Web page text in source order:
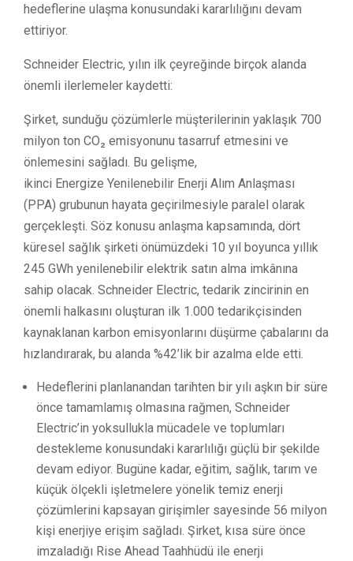
hedeflerine ulaşma konusundaki kararlılığını devam
ettiriyor.
Schneider Electric, yılın ilk çeyreğinde birçok alanda
önemli ilerlemeler kaydetti:
Şirket, sunduğu çözümlerle müşterilerinin yaklaşık 700
milyon ton CO₂ emisyonunu tasarruf etmesini ve
önlemesini sağladı. Bu gelişme,
ikinci Energize Yenilenebilir Enerji Alım Anlaşması
(PPA) grubunun hayata geçirilmesiyle paralel olarak
gerçekleşti. Söz konusu anlaşma kapsamında, dört
küresel sağlık şirketi önümüzdeki 10 yıl boyunca yıllık
245 GWh yenilenebilir elektrik satın alma imkânına
sahip olacak. Schneider Electric, tedarik zincirinin en
önemli halkasını oluşturan ilk 1.000 tedarikçisinden
kaynaklanan karbon emisyonlarını düşürme çabalarını da
hızlandırarak, bu alanda %42’lik bir azalma elde etti.
Hedeflerini planlanandan tarihten bir yılı aşkın bir süre
önce tamamlamış olmasına rağmen, Schneider
Electric’in yoksullukla mücadele ve toplumları
destekleme konusundaki kararlılığı güçlü bir şekilde
devam ediyor. Bugüne kadar, eğitim, sağlık, tarım ve
küçük ölçekli işletmelere yönelik temiz enerji
çözümlerini kapsayan girişimler sayesinde 56 milyon
kişi enerjiye erişim sağladı. Şirket, kısa süre önce
imzaladığı Rise Ahead Taahhüdü ile enerji